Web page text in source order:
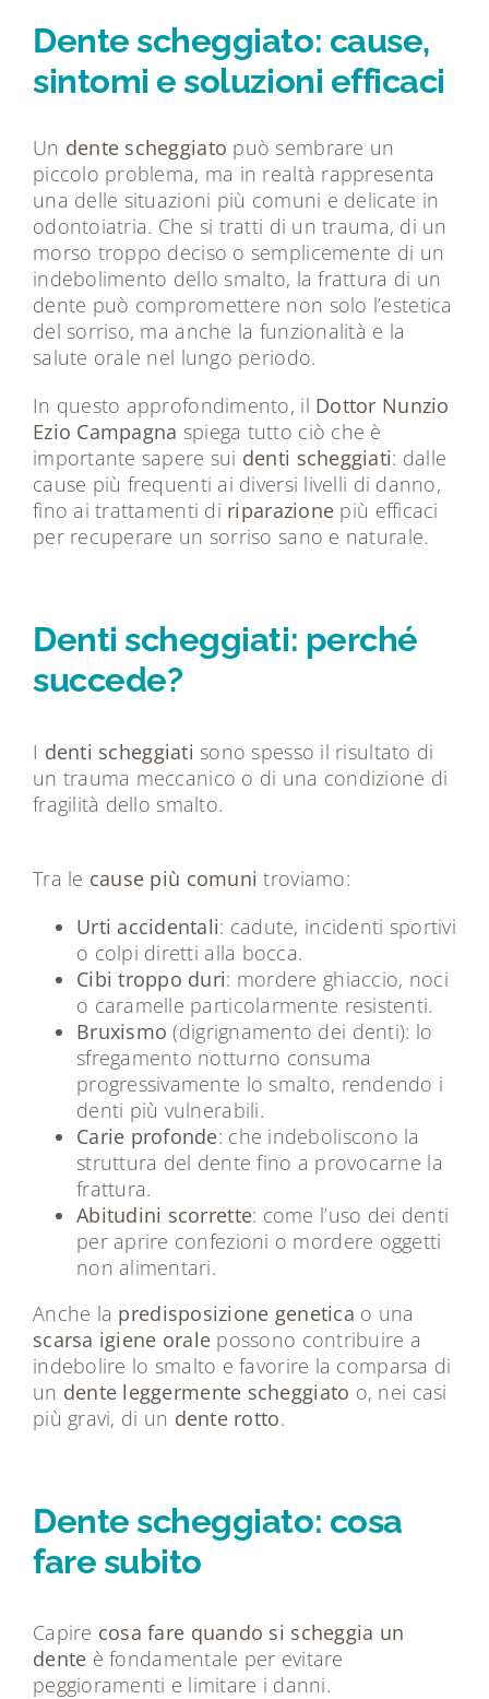
Dicono di noi
Magazine
Contatti
Dente scheggiato: cause,
sintomi e soluzioni efficaci
Un dente scheggiato può sembrare un
piccolo problema, ma in realtà rappresenta
una delle situazioni più comuni e delicate in
odontoiatria. Che si tratti di un trauma, di un
morso troppo deciso o semplicemente di un
indebolimento dello smalto, la frattura di un
dente può compromettere non solo l’estetica
del sorriso, ma anche la funzionalità e la
salute orale nel lungo periodo.
In questo approfondimento, il Dottor Nunzio
Ezio Campagna spiega tutto ciò che è
importante sapere sui denti scheggiati: dalle
cause più frequenti ai diversi livelli di danno,
fino ai trattamenti di riparazione più efficaci
per recuperare un sorriso sano e naturale.
Denti scheggiati: perché
succede?
I denti scheggiati sono spesso il risultato di
un trauma meccanico o di una condizione di
fragilità dello smalto.
Tra le cause più comuni troviamo:
Urti accidentali: cadute, incidenti sportivi
o colpi diretti alla bocca.
Cibi troppo duri: mordere ghiaccio, noci
o caramelle particolarmente resistenti.
Bruxismo (digrignamento dei denti): lo
sfregamento notturno consuma
progressivamente lo smalto, rendendo i
denti più vulnerabili.
Carie profonde: che indeboliscono la
struttura del dente fino a provocarne la
frattura.
Abitudini scorrette: come l’uso dei denti
per aprire confezioni o mordere oggetti
non alimentari.
Anche la predisposizione genetica o una
scarsa igiene orale possono contribuire a
indebolire lo smalto e favorire la comparsa di
un dente leggermente scheggiato o, nei casi
più gravi, di un dente rotto.
Dente scheggiato: cosa
fare subito
Capire cosa fare quando si scheggia un
dente è fondamentale per evitare
peggioramenti e limitare i danni.